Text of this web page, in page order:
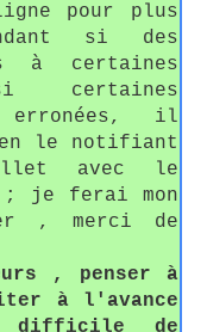
pour plus
si des
à certaines
certaines
erronées, il
le notifiant
avec le
; je ferai mon
, merci de
, penser à
à l'avance
difficile de